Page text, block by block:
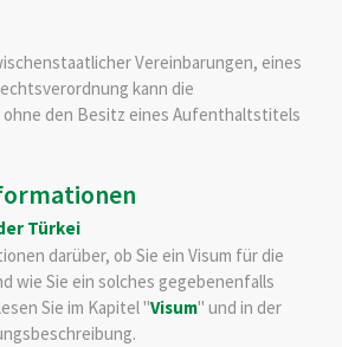
Vereinbarungen, eines
kann die
den Besitz eines Aufenthaltstitels
Türkei
darüber, ob Sie ein Visum für die
wie Sie ein solches gegebenenfalls
Sie im Kapitel "Visum" und in der